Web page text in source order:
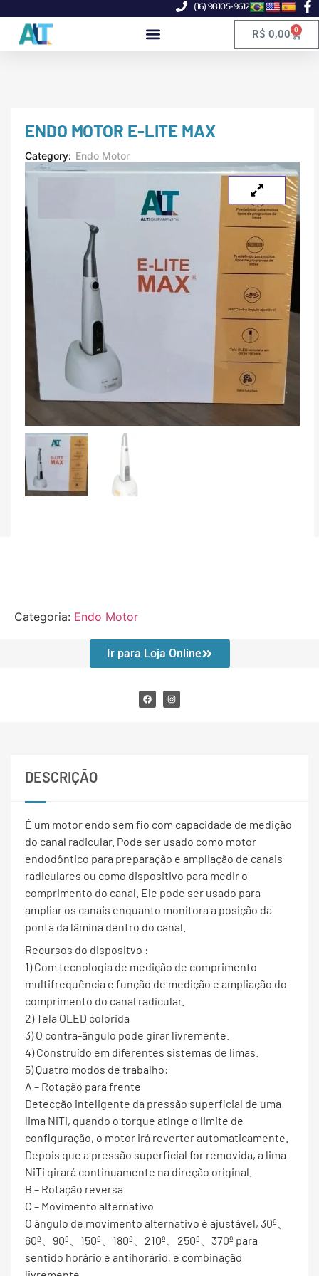
(16) 98105-9612
R$ 0,00 0
ENDO MOTOR E-LITE MAX
Category: Endo Motor
Categoria: Endo Motor
Ir para Loja Online
DESCRIÇÃO
É um motor endo sem fio com capacidade de medição
do canal radicular. Pode ser usado como motor
endodôntico para preparação e ampliação de canais
radiculares ou como dispositivo para medir o
comprimento do canal. Ele pode ser usado para
ampliar os canais enquanto monitora a posição da
ponta da lâmina dentro do canal.
Recursos do dispositvo :
1) Com tecnologia de medição de comprimento
multifrequência e função de medição e ampliação do
comprimento do canal radicular.
2) Tela OLED colorida
3) O contra-ângulo pode girar livremente.
4) Construído em diferentes sistemas de limas.
5) Quatro modos de trabalho:
A – Rotação para frente
Detecção inteligente da pressão superficial de uma
lima NiTi, quando o torque atinge o limite de
configuração, o motor irá reverter automaticamente.
Depois que a pressão superficial for removida, a lima
NiTi girará continuamente na direção original.
B – Rotação reversa
C – Movimento alternativo
O ângulo de movimento alternativo é ajustável, 30º、
60º、90º、150º、180º、210º、250º、370º para
sentido horário e antihorário, e combinação